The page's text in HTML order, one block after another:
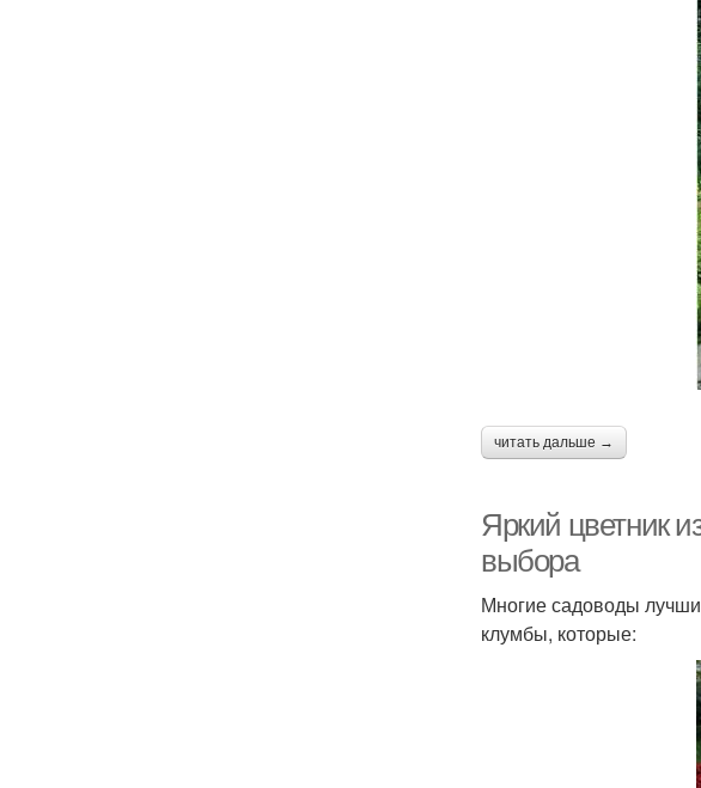
читать дальше →
Яркий цветник
выбора
Многие садоводы
клумбы, которые: